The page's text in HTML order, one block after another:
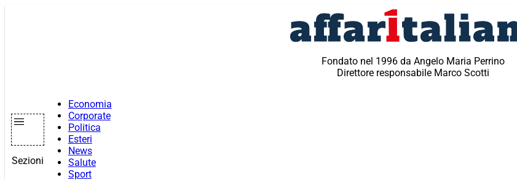
Fondato nel 1996 da Angelo Maria Perrino
Direttore responsabile Marco Scotti
Sezioni
Economia
Corporate
Politica
Esteri
News
Salute
Sport